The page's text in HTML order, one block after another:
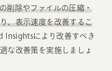
削除やファイルの圧縮・
、表示速度を改善するこ
Insightsにより改善すべき
な改善策を実施しましょ